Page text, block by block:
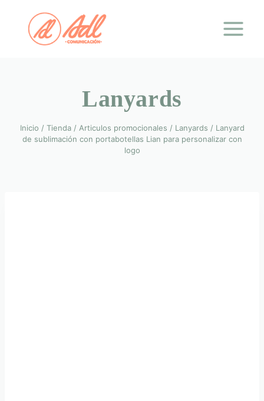
contenido
Lanyards
Inicio / Tienda / Articulos promocionales / Lanyards / Lanyard
de sublimación con portabotellas Lian para personalizar con
logo